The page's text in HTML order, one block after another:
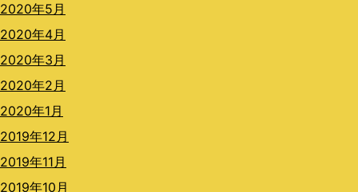
2020年5月
2020年4月
2020年3月
2020年2月
2020年1月
2019年12月
2019年11月
2019年10月